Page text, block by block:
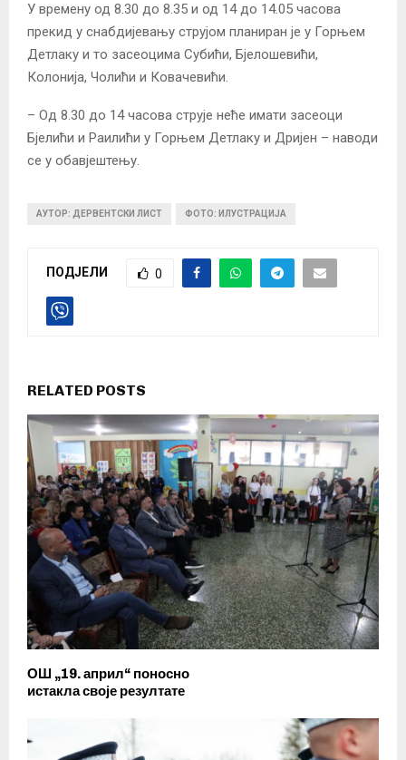
У времену од 8.30 до 8.35 и од 14 до 14.05 часова
прекид у снабдијевању струјом планиран је у Горњем
Детлаку и то засеоцима Субићи, Бјелошевићи,
Колонија, Чолићи и Ковачевићи.
– Од 8.30 до 14 часова струје неће имати засеоци
Бјелићи и Раилићи у Горњем Детлаку и Дријен – наводи
се у обавјештењу.
АУТОР: ДЕРВЕНТСКИ ЛИСТ ФОТО: ИЛУСТРАЦИЈА
ПОДЈЕЛИ 0
RELATED POSTS
ОШ „19. април“ поносно
истакла своје резултате